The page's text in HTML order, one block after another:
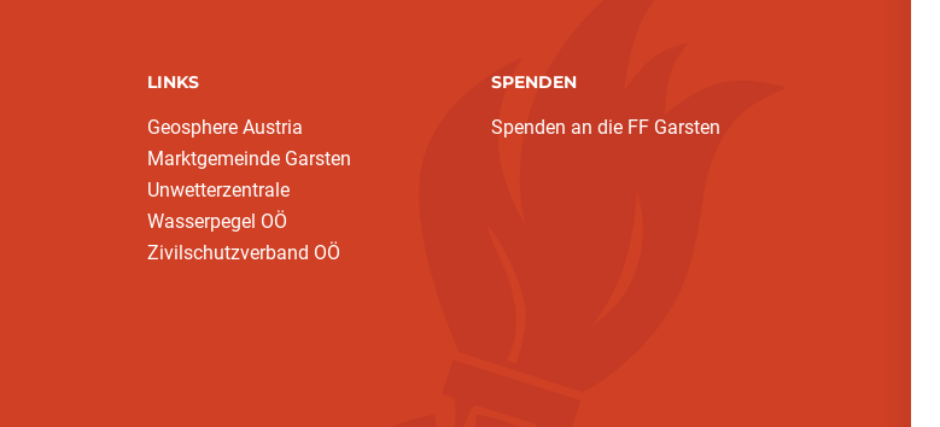
LINKS
Geosphere Austria
Marktgemeinde Garsten
Unwetterzentrale
Wasserpegel OÖ
Zivilschutzverband OÖ
SPENDEN
Spenden an die FF Garsten